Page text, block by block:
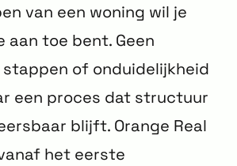
van een woning wil je
aan toe bent. Geen
of onduidelijkheid
een proces dat structuur
blijft. Orange Real
het eerste